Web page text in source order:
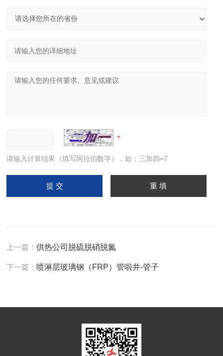
请输入计算结果（填写阿拉伯数字），如：三加四=7
上一篇：供热公司脱硫脱硝脱氮
下一篇： 喷淋层玻璃钢（FRP）管啦井-管子